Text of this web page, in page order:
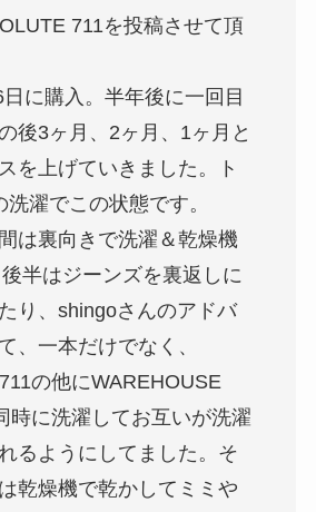
711を投稿させて頂
に購入。半年後に一回目
後3ヶ月、2ヶ月、1ヶ月と
を上げていきました。ト
濯でこの状態です。
は裏向きで洗濯＆乾燥機
半はジーンズを裏返しに
り、shingoさんのアドバ
、一本だけでなく、
の他にWAREHOUSE
時に洗濯してお互いが洗濯
るようにしてました。そ
乾燥機で乾かしてミミや